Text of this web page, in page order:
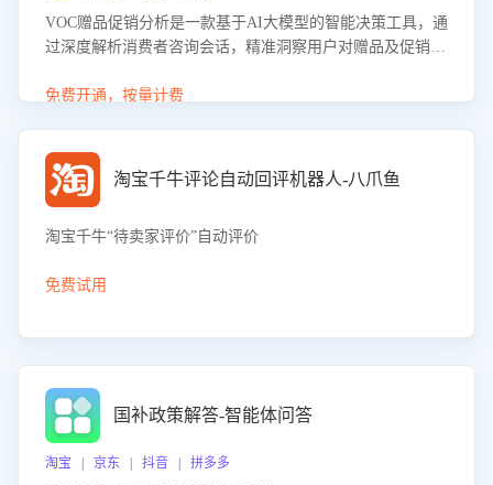
VOC赠品促销分析是一款基于AI大模型的智能决策工具，通
过深度解析消费者咨询会话，精准洞察用户对赠品及促销政
销诉求，帮助企业制定个性化赠品组合策略，优化资源投放
免费开通，按量计费
淘宝千牛评论自动回评机器人-八爪鱼
淘宝千牛“待卖家评价”自动评价
免费试用
国补政策解答-智能体问答
淘宝 | 京东 | 抖音 | 拼多多